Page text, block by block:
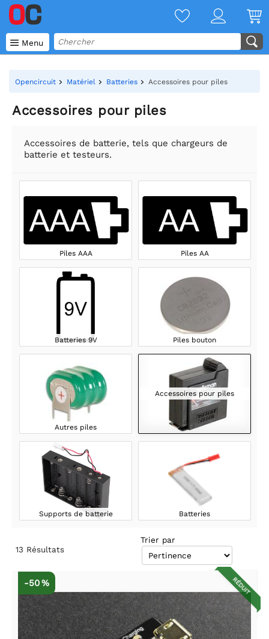
 Menu
Opencircuit Matériel Batteries Accessoires pour piles
Accessoires pour piles
Accessoires de batterie, tels que chargeurs de
batterie et testeurs.
Piles AAA Piles AA
Batteries 9V Piles bouton
Autres piles
Accessoires pour piles
Supports de batterie Batteries
13 Résultats
Trier par
RÉDUIT
-50 %